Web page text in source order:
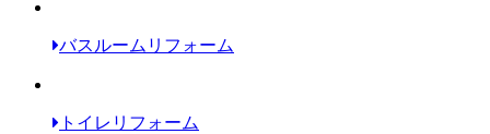
バスルームリフォーム
トイレリフォーム